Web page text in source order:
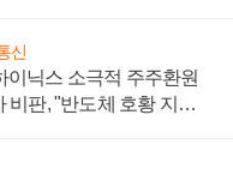
신
이닉스 소극적 주주환원
비판, "반도체 호황 지속